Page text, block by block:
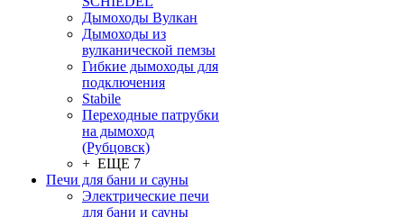
Дымоходы Вулкан
Дымоходы из
вулканической пемзы
Гибкие дымоходы для
подключения
Stabile
Переходные патрубки
на дымоход
(Рубцовск)
+ ЕЩЕ 7
Печи для бани и сауны
Электрические печи
для бани и сауны